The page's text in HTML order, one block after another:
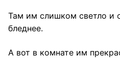
Там им слишком светло и
бледнее.
А вот в комнате им